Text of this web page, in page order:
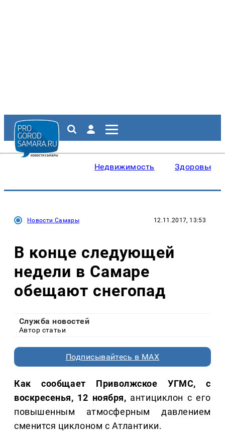
Недвижимость Здоровье
Новости Самары 12.11.2017, 13:53
В конце следующей
недели в Самаре
обещают снегопад
Служба новостей
Автор статьи
Подписывайтесь в MAX
Как сообщает Приволжское УГМС, с
воскресенья, 12 ноября, антициклон с его
повышенным атмосферным давлением
сменится циклоном с Атлантики.